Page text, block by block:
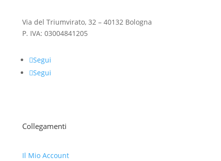
Via del Triumvirato, 32 – 40132 Bologna
P. IVA: 03004841205
Segui
Segui
Collegamenti
Il Mio Account